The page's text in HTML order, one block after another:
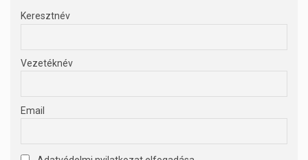
Keresztnév
Vezetéknév
Email